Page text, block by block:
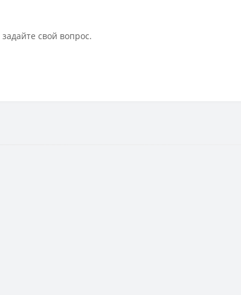
свой вопрос.